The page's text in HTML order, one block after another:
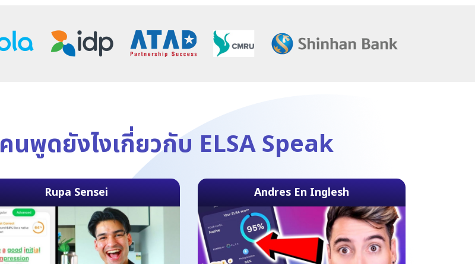
คนพูดยังไงเกี่ยวกับ ELSA Speak
Rupa Sensei Andres En Inglesh